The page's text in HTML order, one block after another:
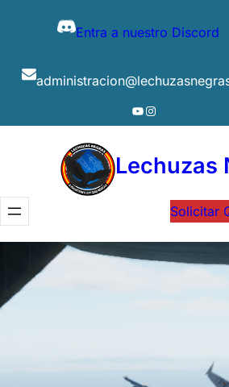
Entra a nuestro Discord
YouTube
Instagram
Lechuzas
Solicitar